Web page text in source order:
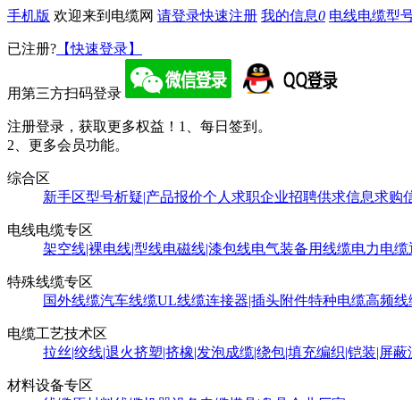
手机版 欢迎来到电缆网 请登录快速注册 我的信息0 电线电缆型
已注册? 【快速登录】
用第三方扫码登录
注册登录，获取更多权益！ 1、每日签到。
2、更多会员功能。
综合区
新手区型号析疑|产品报价个人求职企业招聘供求信息求购
电线电缆专区
架空线|裸电线|型线电磁线|漆包线电气装备用线缆电力电缆
特殊线缆专区
国外线缆汽车线缆UL线缆连接器|插头附件特种电缆高频线
电缆工艺技术区
拉丝|绞线|退火挤塑|挤橡|发泡成缆|绕包|填充编织|铠装|屏蔽
材料设备专区